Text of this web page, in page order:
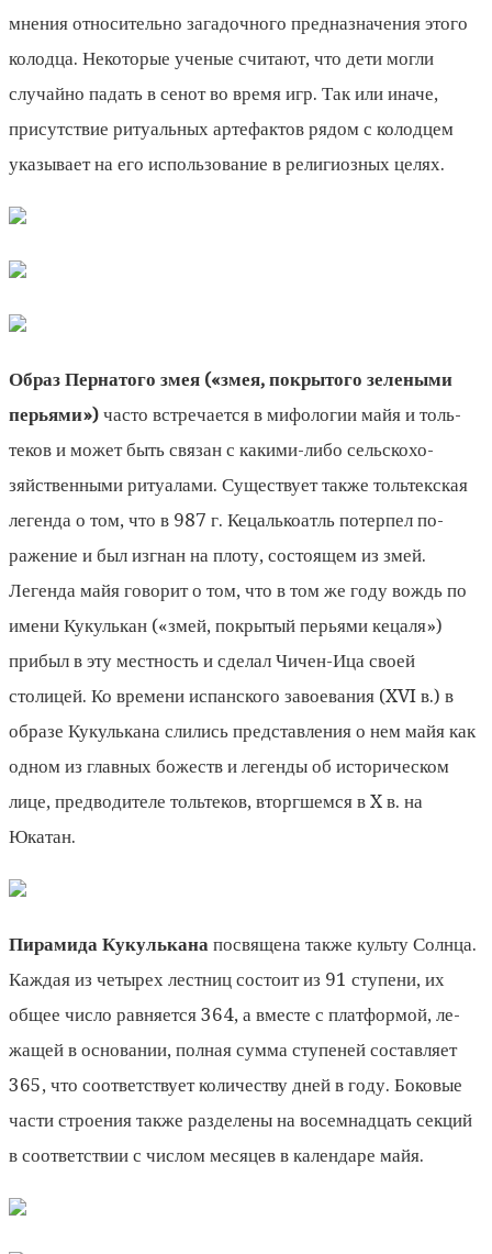
мнения относительно загадочного предназначения этого
колодца. Некоторые ученые считают, что дети могли
случайно падать в сенот во время игр. Так или иначе,
присутствие ритуальных артефактов рядом с колодцем
указывает на его использование в религиозных целях.
Образ Пернатого змея («змея, покрытого зелеными
перьями») часто встречается в мифологии майя и толь­
теков и может быть связан с какими-либо сельскохо­
зяйственными ритуалами. Существует также тольтекская
легенда о том, что в 987 г. Кецалькоатль потерпел по­
ражение и был изгнан на плоту, состоящем из змей.
Легенда майя говорит о том, что в том же году вождь по
имени Кукулькан («змей, покрытый перьями кецаля»)
прибыл в эту местность и сделал Чичен-Ица своей
столицей. Ко времени испанского завоевания (XVI в.) в
образе Ку­кулькана слились представления о нем майя как
одном из глав­ных божеств и легенды об историческом
лице, предводителе тольтеков, вторгшемся в X в. на
Юкатан.
Пирамида Кукулькана посвящена также культу Солн­ца.
Каждая из четырех лестниц состоит из 91 ступени, их
общее число равняется 364, а вместе с платформой, ле­
жащей в основании, полная сумма ступеней составляет
365, что соответствует количеству дней в году. Боковые
части строения также разделены на восемнадцать секций
в соответствии с числом месяцев в календаре майя.